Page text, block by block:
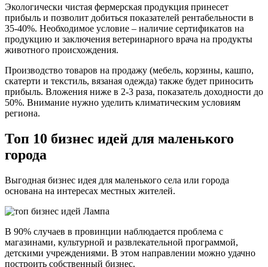
Экологически чистая фермерская продукция принесет
прибыль и позволит добиться показателей рентабельности в
35-40%. Необходимое условие – наличие сертификатов на
продукцию и заключения ветеринарного врача на продукты
животного происхождения.
Производство товаров на продажу (мебель, корзины, кашпо,
скатерти и текстиль, вязаная одежда) также будет приносить
прибыль. Вложения ниже в 2-3 раза, показатель доходности до
50%. Внимание нужно уделить климатическим условиям
региона.
Топ 10 бизнес идей для маленького
города
Выгодная бизнес идея для маленького села или города
основана на интересах местных жителей.
В 90% случаев в провинции наблюдается проблема с
магазинами, культурной и развлекательной программой,
детскими учреждениями. В этом направлении можно удачно
построить собственный бизнес.